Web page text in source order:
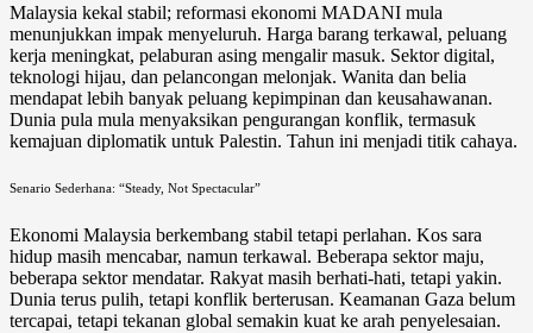
Malaysia kekal stabil; reformasi ekonomi MADANI mula
menunjukkan impak menyeluruh. Harga barang terkawal, peluang
kerja meningkat, pelaburan asing mengalir masuk. Sektor digital,
teknologi hijau, dan pelancongan melonjak. Wanita dan belia
mendapat lebih banyak peluang kepimpinan dan keusahawanan.
Dunia pula mula menyaksikan pengurangan konflik, termasuk
kemajuan diplomatik untuk Palestin. Tahun ini menjadi titik cahaya.
Senario Sederhana: “Steady, Not Spectacular”
Ekonomi Malaysia berkembang stabil tetapi perlahan. Kos sara
hidup masih mencabar, namun terkawal. Beberapa sektor maju,
beberapa sektor mendatar. Rakyat masih berhati-hati, tetapi yakin.
Dunia terus pulih, tetapi konflik berterusan. Keamanan Gaza belum
tercapai, tetapi tekanan global semakin kuat ke arah penyelesaian.